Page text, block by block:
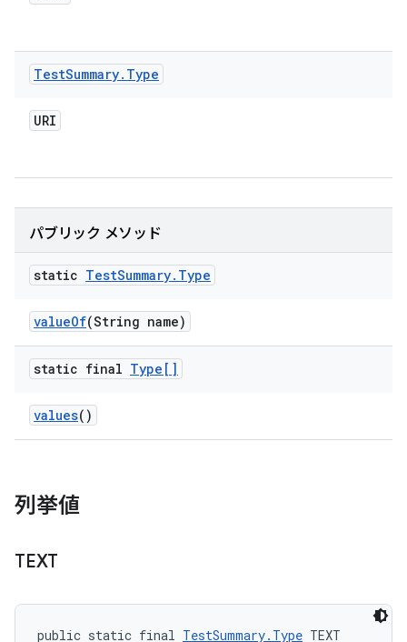
TestSummary. Type
URI
パブリック メソッド
static TestSummary. Type
valueOf(String name)
static final Type[]
values()
列挙値
TEXT
public static final TestSummary.Type TEXT